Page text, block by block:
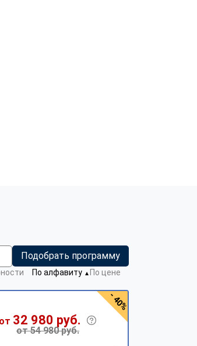
Подобрать программу
По алфавиту ▼ По цене
от 32 980 руб.
от 54 980 руб.
- 40%